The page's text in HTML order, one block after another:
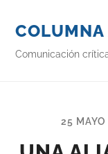
COLUMNA
Comunicación
25